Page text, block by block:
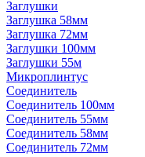
Заглушки
Заглушка 58мм
Заглушка 72мм
Заглушки 100мм
Заглушки 55м
Микроплинтус
Соединитель
Соединитель 100мм
Соединитель 55мм
Соединитель 58мм
Соединитель 72мм